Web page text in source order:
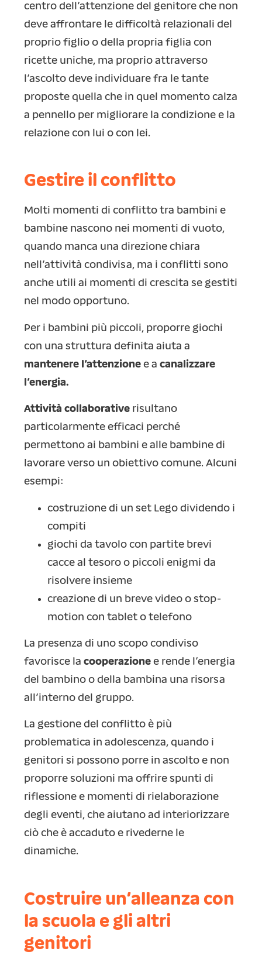
centro dell’attenzione del genitore che non
deve affrontare le difficoltà relazionali del
proprio figlio o della propria figlia con
ricette uniche, ma proprio attraverso
l’ascolto deve individuare fra le tante
proposte quella che in quel momento calza
a pennello per migliorare la condizione e la
relazione con lui o con lei.
Gestire il conflitto
Molti momenti di conflitto tra bambini e
bambine nascono nei momenti di vuoto,
quando manca una direzione chiara
nell’attività condivisa, ma i conflitti sono
anche utili ai momenti di crescita se gestiti
nel modo opportuno.
Per i bambini più piccoli, proporre giochi
con una struttura definita aiuta a
mantenere l’attenzione e a canalizzare
l’energia.
Attività collaborative risultano
particolarmente efficaci perché
permettono ai bambini e alle bambine di
lavorare verso un obiettivo comune. Alcuni
esempi:
costruzione di un set Lego dividendo i
compiti
giochi da tavolo con partite brevi
cacce al tesoro o piccoli enigmi da
risolvere insieme
creazione di un breve video o stop-
motion con tablet o telefono
La presenza di uno scopo condiviso
favorisce la cooperazione e rende l’energia
del bambino o della bambina una risorsa
all’interno del gruppo.
La gestione del conflitto è più
problematica in adolescenza, quando i
genitori si possono porre in ascolto e non
proporre soluzioni ma offrire spunti di
riflessione e momenti di rielaborazione
degli eventi, che aiutano ad interiorizzare
ciò che è accaduto e rivederne le
dinamiche.
Costruire un’alleanza con
la scuola e gli altri
genitori